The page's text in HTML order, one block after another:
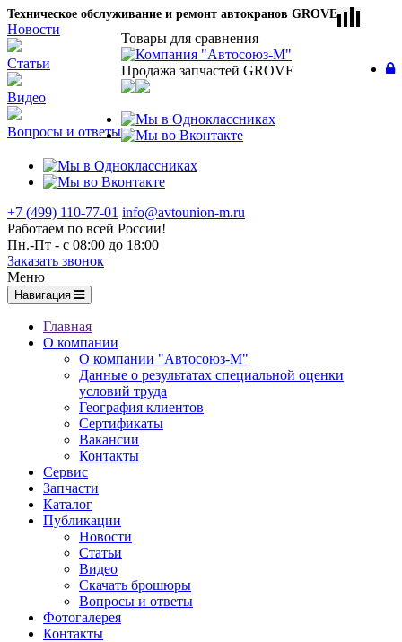
Техническое обслуживание и ремонт автокранов GROVE
Новости
Статьи
Видео
Вопросы и ответы
Товары для сравнения
Продажа запчастей GROVE
+7 (499) 110-77-01 info@avtounion-m.ru
Работаем по всей России!
Пн.-Пт - с 08:00 до 18:00
Заказать звонок
Меню
Навигация
Главная
О компании
О компании "Автосоюз-М"
Данные о результатах специальной оценки
условий труда
География клиентов
Сертификаты
Вакансии
Контакты
Сервис
Запчасти
Каталог
Публикации
Новости
Статьи
Видео
Скачать брошюры
Вопросы и ответы
Фотогалерея
Контакты